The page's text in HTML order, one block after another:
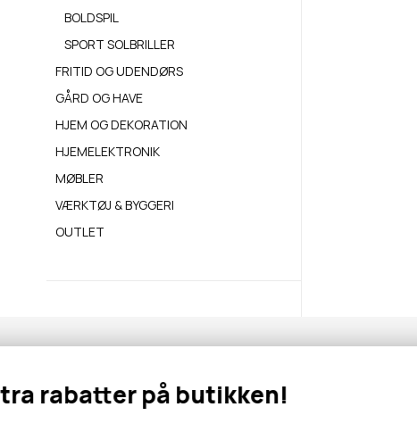
BOLDSPIL
SPORT SOLBRILLER
FRITID OG UDENDØRS
GÅRD OG HAVE
HJEM OG DEKORATION
HJEMELEKTRONIK
MØBLER
VÆRKTØJ & BYGGERI
OUTLET
Abonner for at modtage tilbud og information om nye produkter!
Ekstra rabatter på butikken!